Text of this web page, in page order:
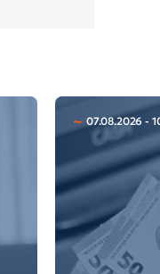
07.08.2026 -